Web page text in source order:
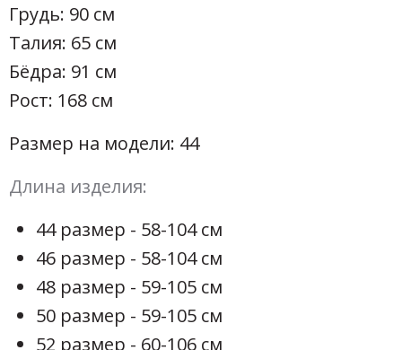
Грудь: 90 см
Талия: 65 см
Бёдра: 91 см
Рост: 168 см
Размер на модели: 44
Длина изделия:
44 размер - 58-104 см
46 размер - 58-104 см
48 размер - 59-105 см
50 размер - 59-105 см
52 размер - 60-106 см